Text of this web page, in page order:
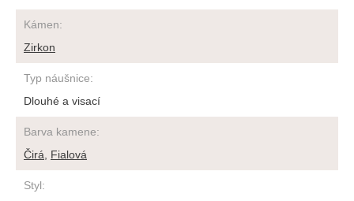
Kámen:
Zirkon
Typ náušnice:
Dlouhé a visací
Barva kamene:
Čirá
Fialová
Styl: